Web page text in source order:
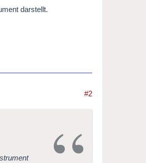
darstellt.
#2